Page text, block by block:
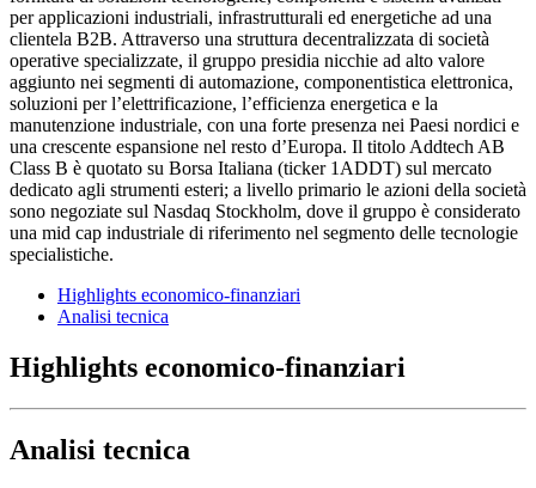
per applicazioni industriali, infrastrutturali ed energetiche ad una
clientela B2B. Attraverso una struttura decentralizzata di società
operative specializzate, il gruppo presidia nicchie ad alto valore
aggiunto nei segmenti di automazione, componentistica elettronica,
soluzioni per l’elettrificazione, l’efficienza energetica e la
manutenzione industriale, con una forte presenza nei Paesi nordici e
una crescente espansione nel resto d’Europa. Il titolo Addtech AB
Class B è quotato su Borsa Italiana (ticker 1ADDT) sul mercato
dedicato agli strumenti esteri; a livello primario le azioni della società
sono negoziate sul Nasdaq Stockholm, dove il gruppo è considerato
una mid cap industriale di riferimento nel segmento delle tecnologie
specialistiche.
Highlights economico-finanziari
Analisi tecnica
Highlights economico-finanziari
Analisi tecnica